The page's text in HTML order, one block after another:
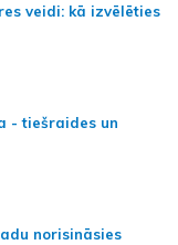
veidi: kā izvēlēties
- tiešraides un
norisināsies